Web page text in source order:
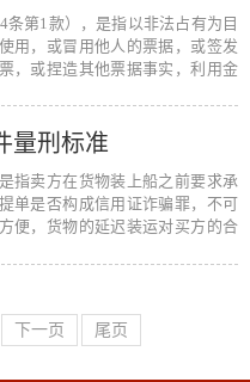
第1款），是指以非法占有为目
用，或冒用他人的票据，或签发
，或捏造其他票据事实，利用金
量刑标准
指卖方在货物装上船之前要求承
单是否构成信用证诈骗罪，不可
便，货物的延迟装运对买方的合
下一页 尾页